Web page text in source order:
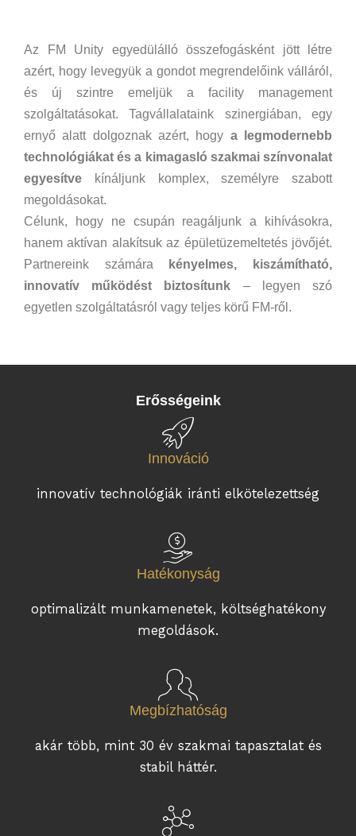
Az FM Unity egyedülálló összefogásként jött létre
azért, hogy levegyük a gondot megrendelőink válláról,
és új szintre emeljük a facility management
szolgáltatásokat. Tagvállalataink szinergiában, egy
ernyő alatt dolgoznak azért, hogy a legmodernebb
technológiákat és a kimagasló szakmai színvonalat
egyesítve kínáljunk komplex, személyre szabott
megoldásokat.
Célunk, hogy ne csupán reagáljunk a kihívásokra,
hanem aktívan alakítsuk az épületüzemeltetés jövőjét.
Partnereink számára kényelmes, kiszámítható,
innovatív működést biztosítunk – legyen szó
egyetlen szolgáltatásról vagy teljes körű FM-ről.
Erősségeink
Innováció
innovatív technológiák iránti elkötelezettség
Hatékonyság
optimalizált munkamenetek, költséghatékony
megoldások.
Megbízhatóság
akár több, mint 30 év szakmai tapasztalat és
stabil háttér.